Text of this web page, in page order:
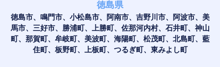
徳島県
徳島市、鳴門市、小松島市、阿南市、吉野川市、阿波市、美
馬市、三好市、勝浦町、上勝町、佐那河内村、石井町、神山
町、那賀町、牟岐町、美波町、海陽町、松茂町、北島町、藍
住町、板野町、上板町、つるぎ町、東みよし町